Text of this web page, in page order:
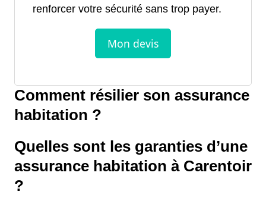
renforcer votre sécurité sans trop payer.
Comment résilier son assurance
habitation ?
Quelles sont les garanties d’une
assurance habitation à Carentoir
?